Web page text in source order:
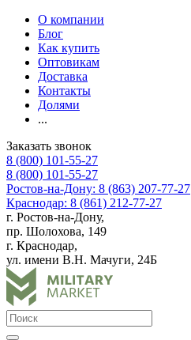
О компании
Блог
Как купить
Оптовикам
Доставка
Контакты
Долями
...
Заказать звонок
8 (800) 101-55-27
8 (800) 101-55-27
Ростов-на-Дону: 8 (863) 207-77-27
Краснодар: 8 (861) 212-77-27
г. Ростов-на-Дону,
пр. Шолохова, 149
г. Краснодар,
ул. имени В.Н. Мачуги, 24Б